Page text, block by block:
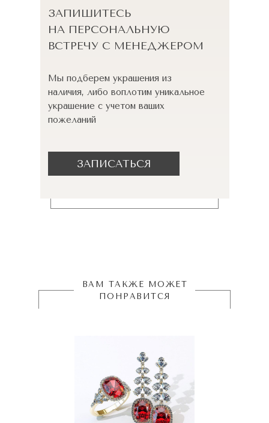
ЗАПИШИТЕСЬ
НА ПЕРСОНАЛЬНУЮ
ВСТРЕЧУ С МЕНЕДЖЕРОМ
Мы подберем украшения из
наличия, либо воплотим уникальное
украшение с учетом ваших
пожеланий
ЗАПИСАТЬСЯ
ВАМ ТАКЖЕ МОЖЕТ
ПОНРАВИТСЯ